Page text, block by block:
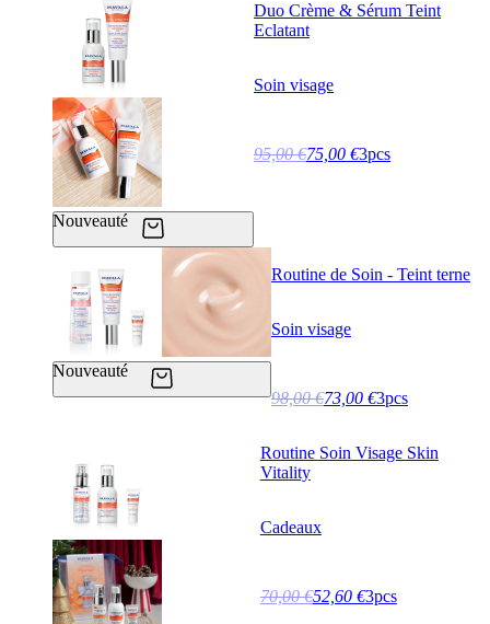
Nouveauté
Duo Crème & Sérum Teint
Eclatant
Soin visage
95,00 €75,00 €3pcs
Nouveauté
Routine de Soin - Teint terne
Soin visage
98,00 €73,00 €3pcs
Routine Soin Visage Skin
Vitality
Cadeaux
70,00 €52,60 €3pcs